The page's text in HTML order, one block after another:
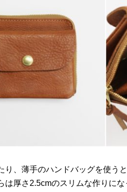
り、薄手のハンドバッグを使う
は厚さ2.5cmのスリムな作りに